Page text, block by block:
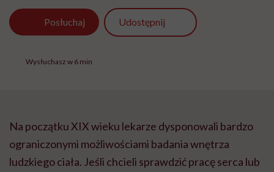
Posłuchaj Udostępnij
Wysłuchasz w 6 min
Na początku XIX wieku lekarze dysponowali bardzo
ograniczonymi możliwościami badania wnętrza
ludzkiego ciała. Jeśli chcieli sprawdzić pracę serca lub